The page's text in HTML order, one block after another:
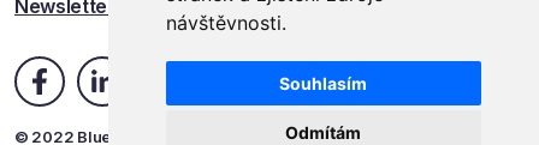
návštěvnosti.
Souhlasím
Odmítám
Newsletter
© 2022 Blue Events